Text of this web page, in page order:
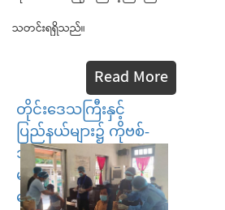
သတင်းရရှိသည်။
Read More
တိုင်းဒေသကြီးနှင့်
ပြည်နယ်များ၌ ကိုဗစ်-
၁၉ ရောဂါ ကာကွယ်ဆေး
များ ဆက်လက် ထိုးနှံ
နေပြည်တော်၊